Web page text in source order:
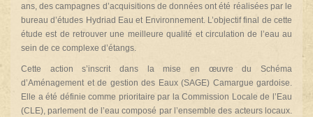
ans, des campagnes d’acquisitions de données ont été réalisées par le
bureau d’études Hydriad Eau et Environnement. L’objectif final de cette
étude est de retrouver une meilleure qualité et circulation de l’eau au
sein de ce complexe d’étangs.
Cette action s’inscrit dans la mise en œuvre du Schéma
d’Aménagement et de gestion des Eaux (SAGE) Camargue gardoise.
Elle a été définie comme prioritaire par la Commission Locale de l’Eau
(CLE), parlement de l’eau composé par l’ensemble des acteurs locaux.